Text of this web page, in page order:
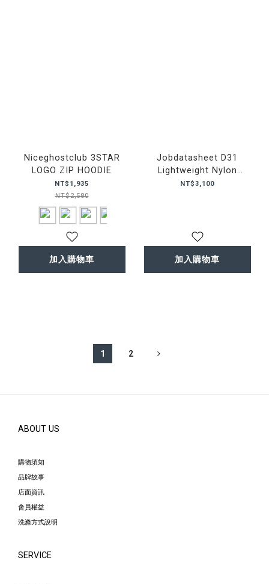
Niceghostclub 3STAR
LOGO ZIP HOODIE
NT$1,935
NT$2,580
加入購物車
Jobdatasheet D31
Lightweight Nylon
Embroidered Jacket 尼龍
NT$3,100
加入購物車
1 2
ABOUT US
購物須知
品牌故事
店面資訊
會員權益
洗滌方式說明
SERVICE